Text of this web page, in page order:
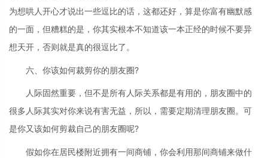
为想哄人开心才说出一些逗比的话，这都还好，算是你富有幽默感
的一面，但糟糕的是，你其实根本不知道该一本正经的时候不要异
想天开，否则就是真的很逗比了。
六、你该如何裁剪你的朋友圈?
人际固然重要，但不是所有人际关系都是有用的，朋友圈中的
很多人际其实对你来说有害无益，所以，需要定期清理朋友圈。可
是你又该如何剪裁自己的朋友圈呢?
假如你在居民楼附近拥有一间商铺，你会利用那间商铺来做什